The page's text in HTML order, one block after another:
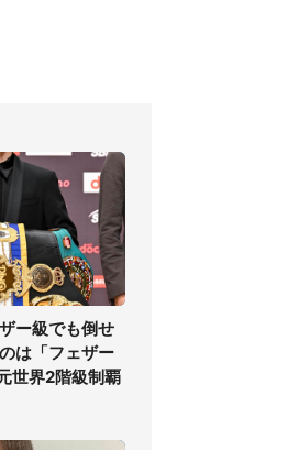
ー級でも倒せ
は「フェザー
世界2階級制覇